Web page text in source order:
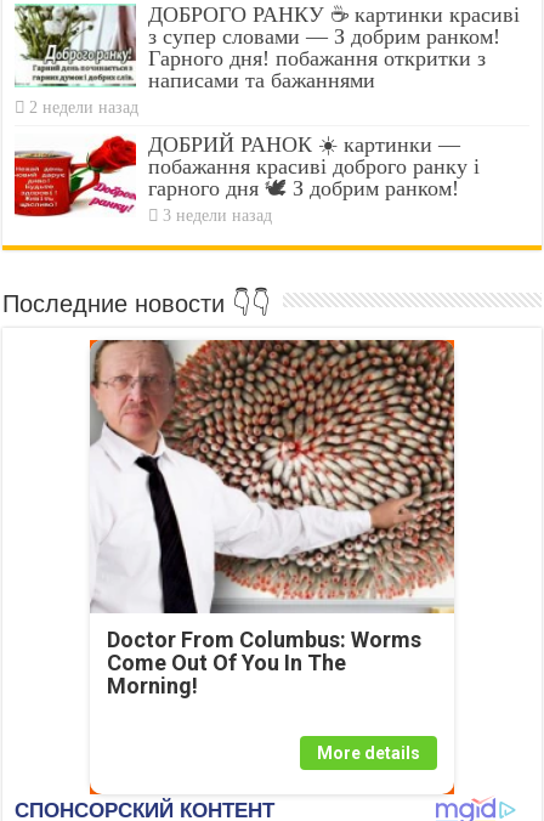
ДОБРОГО РАНКУ ☕ картинки красиві
з супер словами — З добрим ранком!
Гарного дня! побажання откритки з
написами та бажаннями
2 недели назад
ДОБРИЙ РАНОК ☀️ картинки —
побажання красиві доброго ранку і
гарного дня 🕊️ З добрим ранком!
3 недели назад
Последние новости 👇👇
Doctor From Columbus: Worms
Come Out Of You In The
Morning!
More details